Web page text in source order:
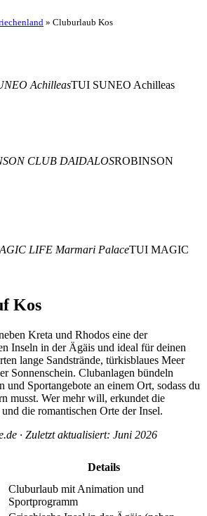
» Cluburlaub Kos
AchilleasTUI SUNEO Achilleas
CLUB DAIDALOSROBINSON
LIFE Marmari PalaceTUI MAGIC
Kos
Kreta und Rhodos eine der
Inseln in der Ägäis und ideal für deinen
lange Sandstrände, türkisblaues Meer
Sonnenschein. Clubanlagen bündeln
Sportangebote an einem Ort, sodass du
musst. Wer mehr will, erkundet die
die romantischen Orte der Insel.
· Zuletzt aktualisiert: Juni 2026
Details
Cluburlaub mit Animation und
Sportprogramm